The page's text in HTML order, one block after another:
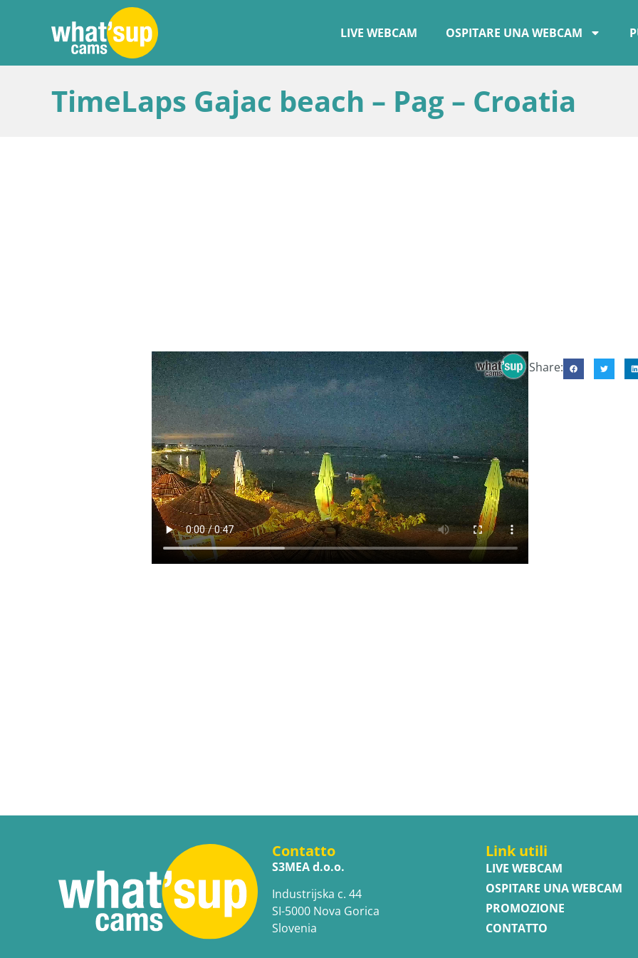
LIVE WEBCAM OSPITARE UNA WEBCAM
TimeLaps Gajac beach – Pag – Croatia
Share:
Contatto
S3MEA d.o.o.
Industrijska c. 44
SI-5000 Nova Gorica
Slovenia
Link utili
LIVE WEBCAM
OSPITARE UNA WEBCAM
PROMOZIONE
CONTATTO